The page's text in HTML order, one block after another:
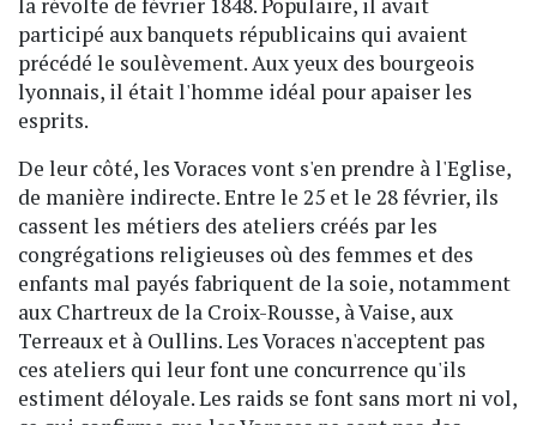
la révolte de février 1848. Populaire, il avait
participé aux banquets républicains qui avaient
précédé le soulèvement. Aux yeux des bourgeois
lyonnais, il était l'homme idéal pour apaiser les
esprits.
De leur côté, les Voraces vont s'en prendre à l'Eglise,
de manière indirecte. Entre le 25 et le 28 février, ils
cassent les métiers des ateliers créés par les
congrégations religieuses où des femmes et des
enfants mal payés fabriquent de la soie, notamment
aux Chartreux de la Croix-Rousse, à Vaise, aux
Terreaux et à Oullins. Les Voraces n'acceptent pas
ces ateliers qui leur font une concurrence qu'ils
estiment déloyale. Les raids se font sans mort ni vol,